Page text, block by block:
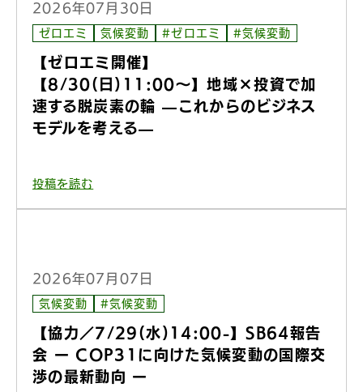
2026年07月30日
ゼロエミ 気候変動 #ゼロエミ #気候変動
【ゼロエミ開催】
【8/30(日)11:00〜】地域×投資で加
速する脱炭素の輪 —これからのビジネス
モデルを考える—
投稿を読む
2026年07月07日
気候変動 #気候変動
【協力／7/29(水)14:00-】SB64報告
会 ー COP31に向けた気候変動の国際交
渉の最新動向 ー